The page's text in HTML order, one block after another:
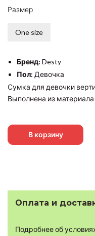
Размер
One size
Бренд: Desty
Пол: Девочка
Сумка для девочки
Выполнена из
В корзину
Оплата и
Подробнее об